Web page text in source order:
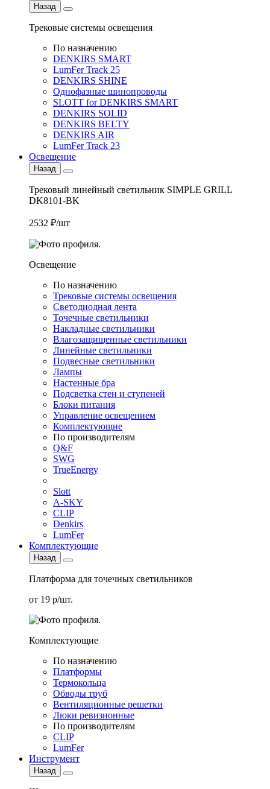
Назад
Трековые системы освещения
По назначению
DENKIRS SMART
LumFer Track 25
DENKIRS SHINE
Однофазные шинопроводы
SLOTT for DENKIRS SMART
DENKIRS SOLID
DENKIRS BELTY
DENKIRS AIR
LumFer Track 23
Освещение
Назад
Трековый линейный светильник SIMPLE GRILL
DK8101-BK
2532 ₽/шт
Освещение
По назначению
Трековые системы освещения
Светодиодная лента
Точечные светильники
Накладные светильники
Влагозащищенные светильники
Линейные светильники
Подвесные светильники
Лампы
Настенные бра
Подсветка стен и ступеней
Блоки питания
Управление освещением
Комплектующие
По производителям
Q&F
SWG
TrueEnergy
Slott
A-SKY
CLIP
Denkirs
LumFer
Комплектующие
Назад
Платформа для точечных светильников
от 19 р/шт.
Комплектующие
По назначению
Платформы
Термокольца
Обводы труб
Вентиляционные решетки
Люки ревизионные
По производителям
CLIP
LumFer
Инструмент
Назад